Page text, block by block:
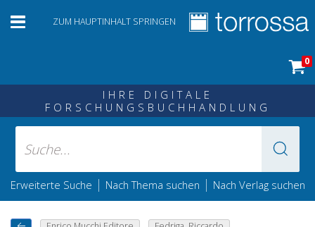
ZUM HAUPTINHALT SPRINGEN
0
IHRE DIGITALE
FORSCHUNGSBUCHHANDLUNG
Erweiterte Suche | Nach Thema suchen | Nach Verlag suchen